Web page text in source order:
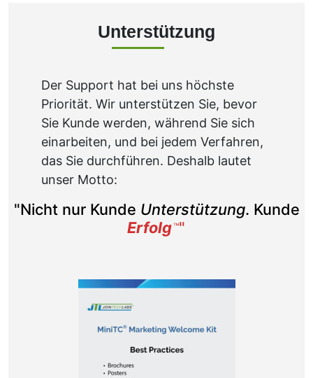
Priorität. Wir unterstützen Sie, bevor
Sie Kunde werden, während Sie sich
einarbeiten, und bei jedem Verfahren,
das Sie durchführen. Deshalb lautet
unser Motto:
Erfolg™"